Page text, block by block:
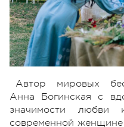
Автор мировых
Анна Богинская с
значимости
современной